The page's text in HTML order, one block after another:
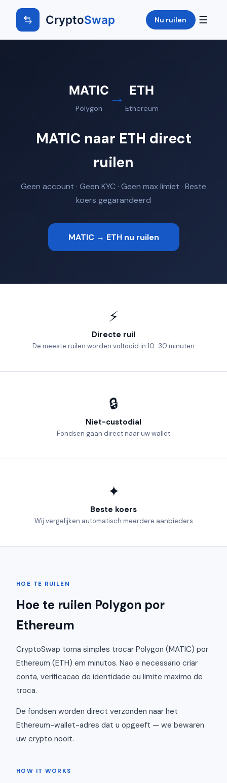
CryptoSwap Nu ruilen ☰
MATIC
Polygon
→ ETH
Ethereum
MATIC naar ETH direct
ruilen
Geen account · Geen KYC · Geen max limiet · Beste
koers gegarandeerd
MATIC → ETH nu ruilen
⚡
Directe ruil
De meeste ruilen worden voltooid in 10-30 minuten
🔒
Niet-custodial
Fondsen gaan direct naar uw wallet
✦
Beste koers
Wij vergelijken automatisch meerdere aanbieders
HOE TE RUILEN
Hoe te ruilen Polygon por
Ethereum
CryptoSwap torna simples trocar Polygon (MATIC) por
Ethereum (ETH) em minutos. Nao e necessario criar
conta, verificacao de identidade ou limite maximo de
troca.
De fondsen worden direct verzonden naar het
Ethereum-wallet-adres dat u opgeeft — we bewaren
uw crypto nooit.
HOW IT WORKS